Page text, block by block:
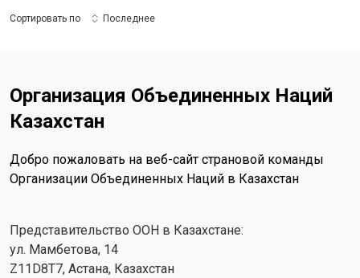
Сортировать по Последнее
Организация Объединенных Наций
Казахстан
Добро пожаловать на веб-сайт страновой команды
Организации Объединенных Наций в Казахстан
Представительство ООН в Казахстане:
ул. Мамбетова, 14
Z11D8T7, Астана, Казахстан